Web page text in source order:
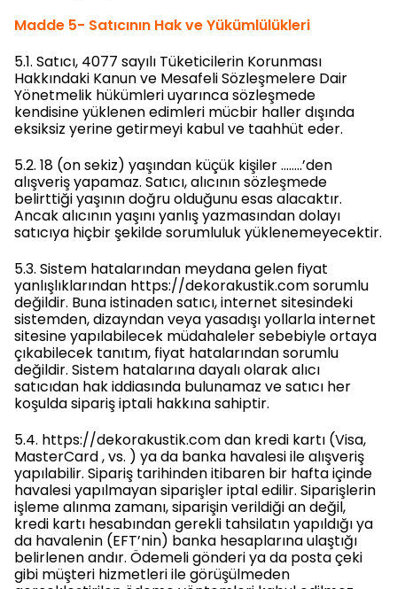
Madde 5- Satıcının Hak ve Yükümlülükleri
5.1. Satıcı, 4077 sayılı Tüketicilerin Korunması
Hakkındaki Kanun ve Mesafeli Sözleşmelere Dair
Yönetmelik hükümleri uyarınca sözleşmede
kendisine yüklenen edimleri mücbir haller dışında
eksiksiz yerine getirmeyi kabul ve taahhüt eder.
5.2. 18 (on sekiz) yaşından küçük kişiler ……..’den
alışveriş yapamaz. Satıcı, alıcının sözleşmede
belirttiği yaşının doğru olduğunu esas alacaktır.
Ancak alıcının yaşını yanlış yazmasından dolayı
satıcıya hiçbir şekilde sorumluluk yüklenemeyecektir.
5.3. Sistem hatalarından meydana gelen fiyat
yanlışlıklarından https://dekorakustik.com sorumlu
değildir. Buna istinaden satıcı, internet sitesindeki
sistemden, dizayndan veya yasadışı yollarla internet
sitesine yapılabilecek müdahaleler sebebiyle ortaya
çıkabilecek tanıtım, fiyat hatalarından sorumlu
değildir. Sistem hatalarına dayalı olarak alıcı
satıcıdan hak iddiasında bulunamaz ve satıcı her
koşulda sipariş iptali hakkına sahiptir.
5.4. https://dekorakustik.com dan kredi kartı (Visa,
MasterCard , vs. ) ya da banka havalesi ile alışveriş
yapılabilir. Sipariş tarihinden itibaren bir hafta içinde
havalesi yapılmayan siparişler iptal edilir. Siparişlerin
işleme alınma zamanı, siparişin verildiği an değil,
kredi kartı hesabından gerekli tahsilatın yapıldığı ya
da havalenin (EFT’nin) banka hesaplarına ulaştığı
belirlenen andır. Ödemeli gönderi ya da posta çeki
gibi müşteri hizmetleri ile görüşülmeden